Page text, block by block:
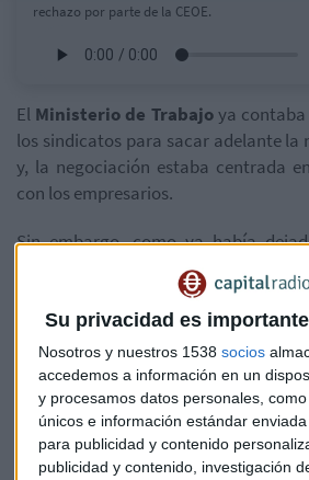
Su privacidad es
Nosotros y nuestros 1538 socios
accedemos a información en un
y procesamos datos personales,
únicos e información estándar
para publicidad y contenido
publicidad y contenido, investigación
rechazo por parte de la CEOE.
El Ministerio de Trabajoya contaba
los sindicatos para sacar adelante
y, la negociación estaba centrada
con los empresarios.
Sin embargo, como ya había
patronal, Antonio Garamendi
pasado martes en contra de la
Gobierno, que había contemplado la
directaspor un importe de hasta
dirigida a laspymesde menos de
sectores dehostelería, comercio,
peluquería.
Los empresarios aseguran que